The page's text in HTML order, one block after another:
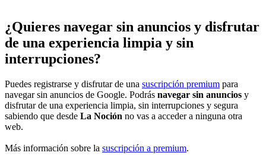
¿Quieres navegar sin anuncios y disfrutar
de una experiencia limpia y sin
interrupciones?
Puedes registrarse y disfrutar de una suscripción premium para
navegar sin anuncios de Google. Podrás navegar sin anuncios y
disfrutar de una experiencia limpia, sin interrupciones y segura
sabiendo que desde La Noción no vas a acceder a ninguna otra
web.
Más información sobre la suscripción a premium.